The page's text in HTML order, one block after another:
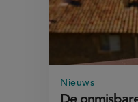
Nieuws